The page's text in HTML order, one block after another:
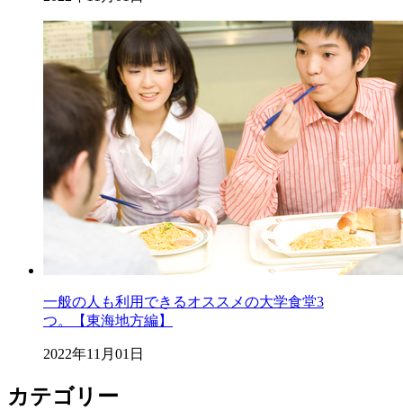
一般の人も利用できるオススメの大学食堂3
つ。【東海地方編】
2022年11月01日
カテゴリー